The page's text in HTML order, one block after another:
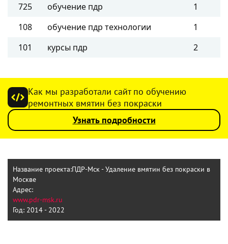
725
обучение пдр
1
108
обучение пдр технологии
1
101
курсы пдр 2
Как мы разработали сайт по обучению
ремонтных вмятин без покраски
Узнать подробности
Название проекта:ПДР-Мск - Удаление вмятин без покраски в
Москве
Адрес:
www.pdr-msk.ru
Год: 2014 - 2022